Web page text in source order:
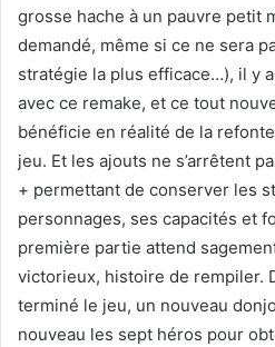
grosse hache à un pauvre petit
demandé, même si ce ne sera
stratégie la plus efficace…), il y
avec ce remake, et ce tout
bénéficie en réalité de la
jeu. Et les ajouts ne s’arrêtent
+ permettant de conserver les
personnages, ses capacités et
première partie attend
victorieux, histoire de rempiler.
terminé le jeu, un nouveau
nouveau les sept héros pour